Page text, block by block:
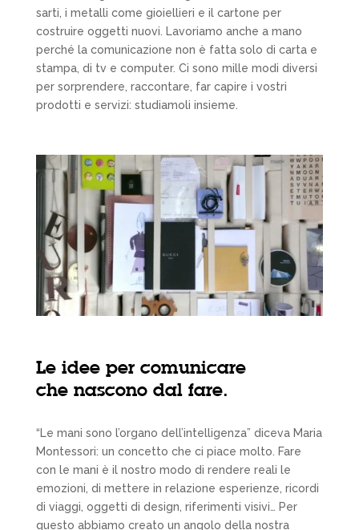
sarti, i metalli come gioiellieri e il cartone per
costruire oggetti nuovi. Lavoriamo anche a mano
perché la comunicazione non è fatta solo di carta e
stampa, di tv e computer. Ci sono mille modi diversi
per sorprendere, raccontare, far capire i vostri
prodotti e servizi: studiamoli insieme.
Le idee per comunicare
che nascono dal fare.
“Le mani sono l’organo dell’intelligenza” diceva Maria
Montessori: un concetto che ci piace molto. Fare
con le mani è il nostro modo di rendere reali le
emozioni, di mettere in relazione esperienze, ricordi
di viaggi, oggetti di design, riferimenti visivi… Per
questo abbiamo creato un angolo della nostra